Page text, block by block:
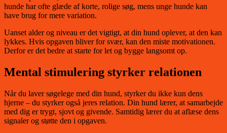
hunde har ofte glæde af korte, rolige søg, mens unge hunde kan
have brug for mere variation.
Uanset alder og niveau er det vigtigt, at din hund oplever, at den kan
lykkes. Hvis opgaven bliver for svær, kan den miste motivationen.
Derfor er det bedre at starte for let og bygge langsomt op.
Mental stimulering styrker relationen
Når du laver søgelege med din hund, styrker du ikke kun dens
hjerne – du styrker også jeres relation. Din hund lærer, at samarbejde
med dig er trygt, sjovt og givende. Samtidig lærer du at aflæse dens
signaler og støtte den i opgaven.